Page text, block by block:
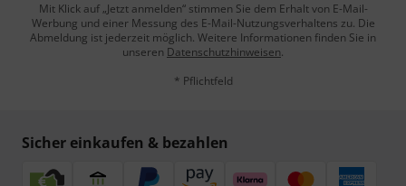
Mit Klick auf „Jetzt anmelden“ stimmen Sie dem Erhalt von E-Mail-
Werbung und einer Messung des E-Mail-Nutzungsverhaltens zu. Die
Abmeldung ist jederzeit möglich. Weitere Informationen finden Sie in
unseren Datenschutzhinweisen.
* Pflichtfeld
Sicher einkaufen & bezahlen